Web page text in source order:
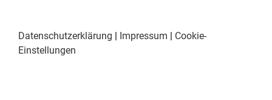
Datenschutzerklärung Impressum
Cookie-
Einstellungen